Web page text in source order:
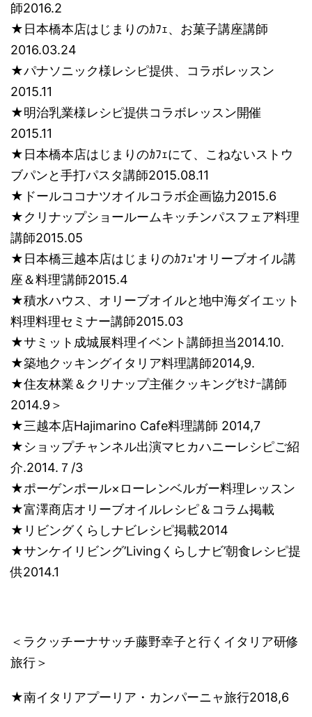
師2016.2
★日本橋本店はじまりのｶﾌｪ、お菓子講座講師
2016.03.24
★パナソニック様レシピ提供、コラボレッスン
2015.11
★明治乳業様レシピ提供コラボレッスン開催
2015.11
★日本橋本店はじまりのｶﾌｪにて、こねないストウ
ブパンと手打パスタ講師2015.08.11
★ドールココナツオイルコラボ企画協力2015.6
★クリナップショールームキッチンパスフェア料理
講師2015.05
★日本橋三越本店はじまりのｶﾌｪ'オリーブオイル講
座＆料理’講師2015.4
★積水ハウス、オリーブオイルと地中海ダイエット
料理料理セミナー講師2015.03
★サミット成城展料理イベント講師担当2014.10.
★築地クッキングイタリア料理講師2014,9.
★住友林業＆クリナップ主催クッキングｾﾐﾅｰ講師
2014.9＞
★三越本店Hajimarino Cafe料理講師 2014,7
★ショップチャンネル出演マヒカハニーレシピご紹
介.2014.７/3
★ポーゲンポール×ローレンベルガー料理レッスン
★富澤商店オリーブオイルレシピ＆コラム掲載
★リビングくらしナビレシピ掲載2014
★サンケイリビング’Livingくらしナビ’朝食レシピ提
供2014.1
＜ラクッチーナサッチ藤野幸子と行くイタリア研修
旅行＞
★南イタリアプーリア・カンパーニャ旅行2018,6